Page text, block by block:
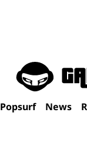
Popsurf News